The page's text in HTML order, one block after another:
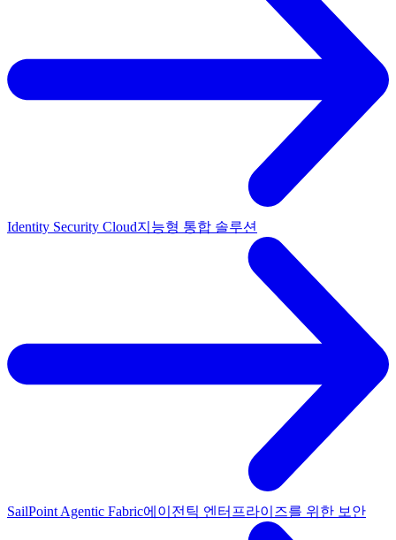
Identity Security Cloud지능형 통합 솔루션
SailPoint Agentic Fabric에이전틱 엔터프라이즈를 위한 보안